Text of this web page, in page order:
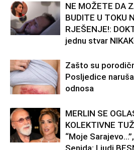
NE MOŽETE DA
BUDITE U TOKU
RJEŠENJE!:
jednu stvar
Zašto su
Posljedice
odnosa
MERLIN SE
KOLEKTIVNE
“Moje